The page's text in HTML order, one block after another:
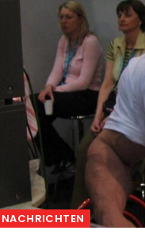
NACHRICHTEN